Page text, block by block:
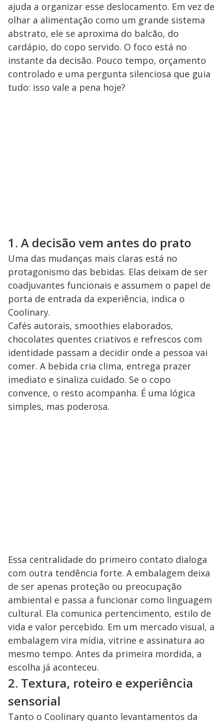
ajuda a organizar esse deslocamento. Em vez de
olhar a alimentação como um grande sistema
abstrato, ele se aproxima do balcão, do
cardápio, do copo servido. O foco está no
instante da decisão. Pouco tempo, orçamento
controlado e uma pergunta silenciosa que guia
tudo: isso vale a pena hoje?
1. A decisão vem antes do prato
Uma das mudanças mais claras está no
protagonismo das bebidas. Elas deixam de ser
coadjuvantes funcionais e assumem o papel de
porta de entrada da experiência, indica o
Coolinary.
Cafés autorais, smoothies elaborados,
chocolates quentes criativos e refrescos com
identidade passam a decidir onde a pessoa vai
comer. A bebida cria clima, entrega prazer
imediato e sinaliza cuidado. Se o copo
convence, o resto acompanha. É uma lógica
simples, mas poderosa.
Essa centralidade do primeiro contato dialoga
com outra tendência forte. A embalagem deixa
de ser apenas proteção ou preocupação
ambiental e passa a funcionar como linguagem
cultural. Ela comunica pertencimento, estilo de
vida e valor percebido. Em um mercado visual, a
embalagem vira mídia, vitrine e assinatura ao
mesmo tempo. Antes da primeira mordida, a
escolha já aconteceu.
2. Textura, roteiro e experiência
sensorial
Tanto o Coolinary quanto levantamentos da